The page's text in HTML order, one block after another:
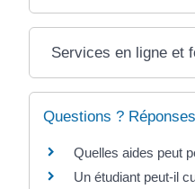
Services en ligne et
Questions ?
Quelles aides peut
Un étudiant peut-il